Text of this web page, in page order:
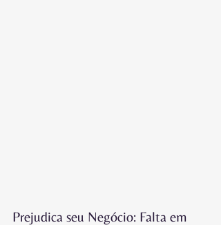
Prejudica seu Negócio: Falta em